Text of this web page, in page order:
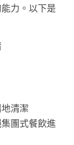
力。以下是
清潔
團式餐飲進